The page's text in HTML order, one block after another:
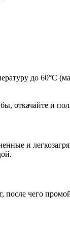
до 60°С
откачайте и
и
после чего